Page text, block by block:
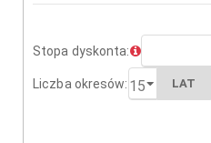
Stopa dyskonta:
Liczba okresów: LAT